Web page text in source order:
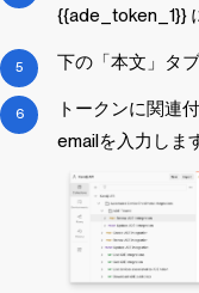
{{ade_token_1}}
下の「本文」タ
トークンに関連
emailを入力しま